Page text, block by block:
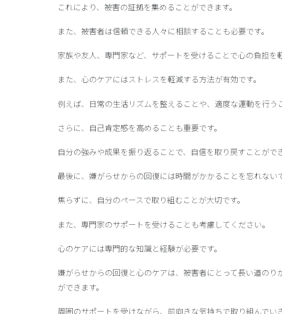
これにより、被害の証拠を集めることができます。
また、被害者は信頼できる人々に相談することも必要です。
家族や友人、専門家など、サポートを受けることで心の負担を
また、心のケアにはストレスを軽減する方法が有効です。
例えば、日常の生活リズムを整えることや、適度な運動を行う
さらに、 自己肯定感を高める ことも重要です。
自分の強みや成果を振り返ることで、自信を取り戻すことがで
最後に、嫌がらせからの回復には時間がかかることを忘れない
焦らずに、自分のペースで取り組むことが大切です。
また、 専門家のサポートを受けることも考慮してください。
心のケアには専門的な知識と経験が必要です。
嫌がらせからの回復と心のケアは、被害者にとって長い道のり
ができます。
周囲のサポートを受けながら、前向きな気持ちで取り組んでい